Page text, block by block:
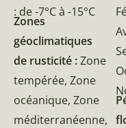
: de -7°C à -15°C
Zones
géoclimatiques
de rusticité :Zone
tempérée, Zone
océanique, Zone
méditerranéenne,